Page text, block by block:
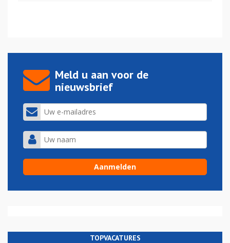
Meld u aan voor de
nieuwsbrief
TOPVACATURES